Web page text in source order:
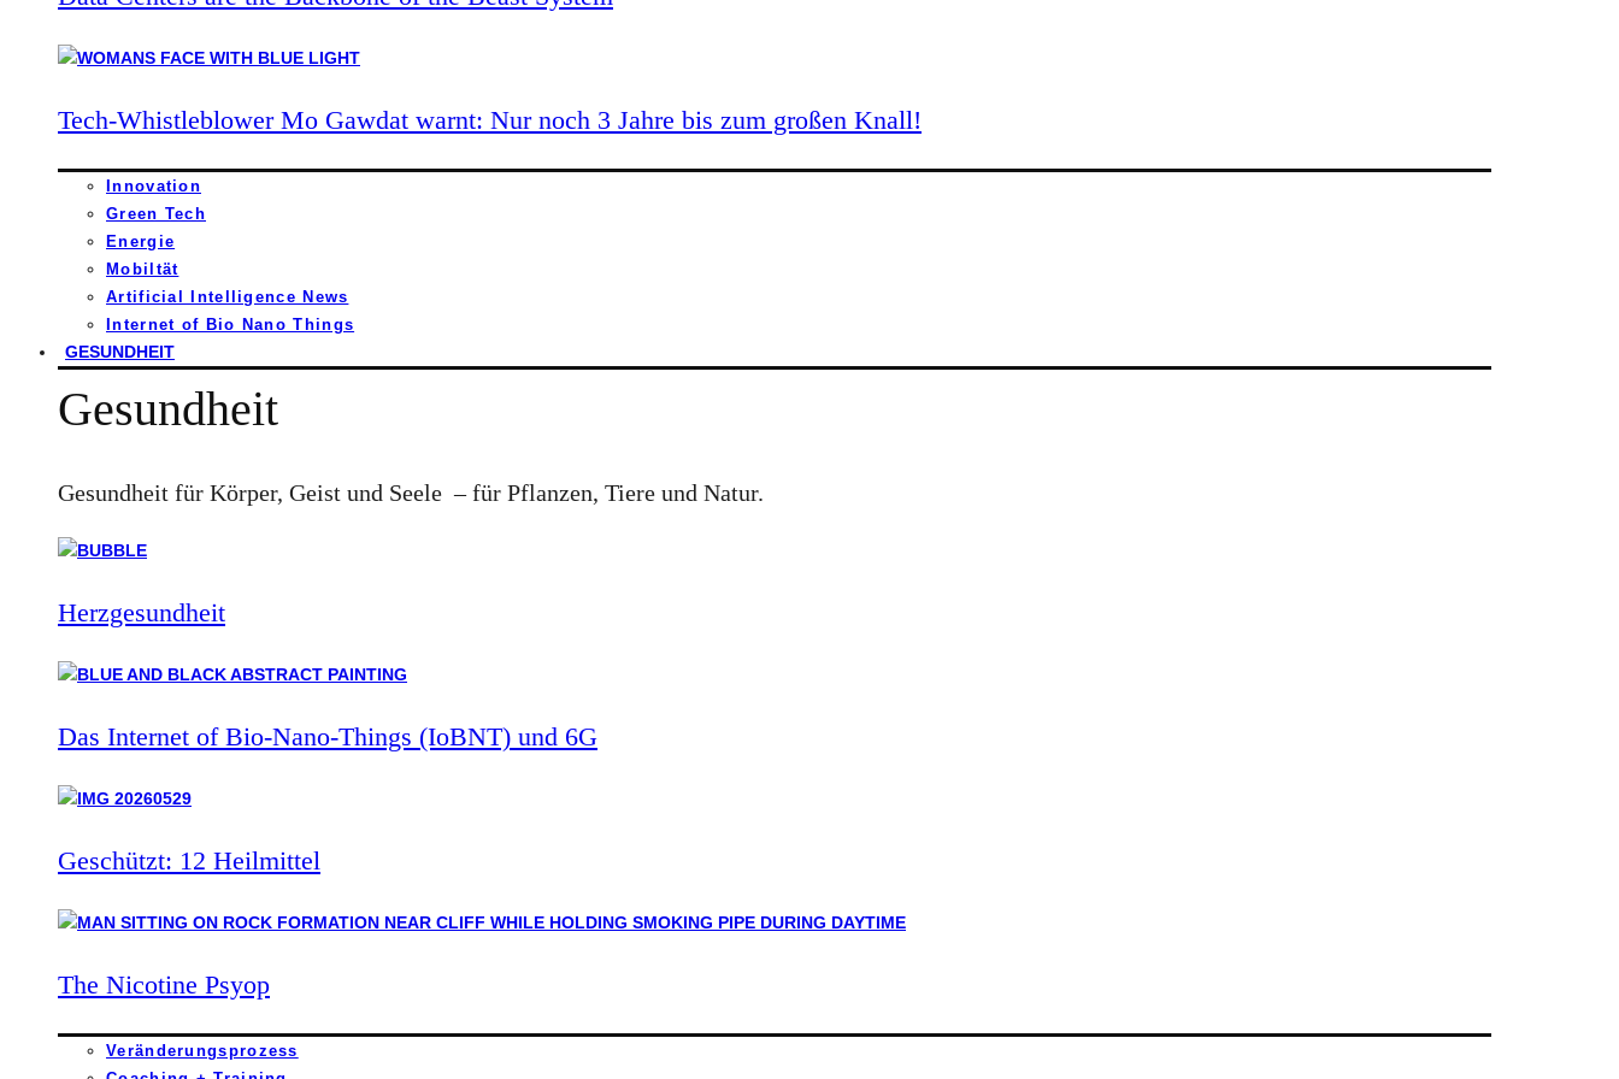
Tech-Whistleblower Mo Gawdat warnt: Nur noch 3 Jahre bis zum großen Knall!
Innovation
Green Tech
Energie
Mobiltät
Artificial Intelligence News
Internet of Bio Nano Things
GESUNDHEIT
Gesundheit
Gesundheit für Körper, Geist und Seele – für Pflanzen, Tiere und Natur.
Herzgesundheit
Das Internet of Bio-Nano-Things (IoBNT) und 6G
Geschützt: 12 Heilmittel
The Nicotine Psyop
Veränderungsprozess